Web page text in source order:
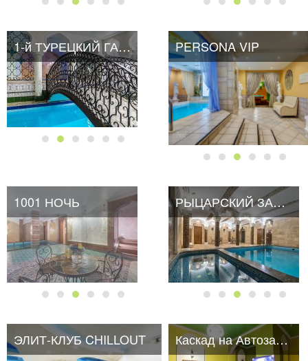
1-й ТУРЕЦКИЙ ГАМБИТ PERSONA VIP
1001 НОЧЬ РЫЦАРСКИЙ ЗАМОК
ЭЛИТ-КЛУБ CHILLOUT Каскад на Автозаводской